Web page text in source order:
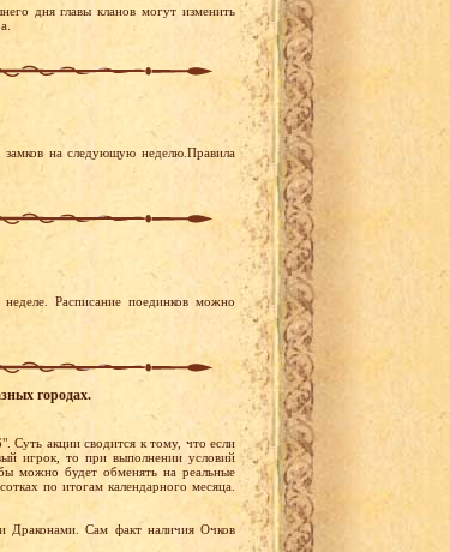
дня главы кланов могут изменить
на следующую неделю.Правила
Расписание поединков можно
городах.
Суть акции сводится к тому, что если
игрок, то при выполнении условий
можно будет обменять на реальные
по итогам календарного месяца.
Драконами. Сам факт наличия Очков